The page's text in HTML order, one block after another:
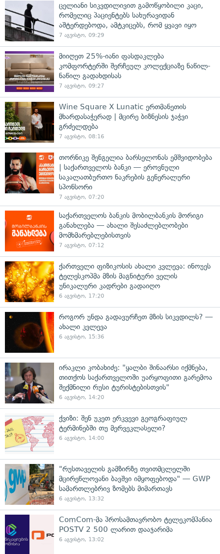
ცელიანი სიკვდილივით გამოწყობილი კაცი,
რომელიც პაციენტებს სახურავიდან
აშტერდებოდა, ამტკიცებს, რომ ყვავი იყო
7 აგვისტო, 09:29
მიიღეთ 25%-იანი ფასდაკლება
კომფორტერში შერჩეულ კოლექციაზე ნაწილ-
ნაწილ გადახდისას
7 აგვისტო, 09:27
Wine Square X Lunatic ერთმანეთის
მხარდასაჭერად | მცირე ბიზნესის ჯაჭვი
გრძელდება
7 აგვისტო, 08:16
თორნიკე შენგელია ბარსელონას ემშვიდობება
| საქართველოს ბანკი — ეროვნული
საკალათბურთო ნაკრების გენერალური
სპონსორი
7 აგვისტო, 07:20
საქართველოს ბანკის მობილბანკის მორიგი
განახლება — ახალი შესაძლებლობები
მომხმარებლებისთვის
7 აგვისტო, 07:12
ქართველი ფიზიკოსის ახალი კვლევა: ინოუეს
ტელესკოპმა მზის მაგნიტური ველის
უნიკალური კადრები გადაიღო
6 აგვისტო, 17:20
როგორ უნდა გადავურჩეთ მზის სიკვდილს? —
ახალი კვლევა
6 აგვისტო, 15:36
ირაკლი კობახიძე: "ყალბი შინაარსი იქმნება,
თითქოს საქართველოში უარყოფითი გარემოა
შექმნილი რუსი ტურისტებისთვის"
6 აგვისტო, 14:20
ქვიზი: შენ უკეთ ერკვევი გეოგრაფიულ
ტერმინებში თუ მერვეკლასელი?
6 აგვისტო, 14:00
"რუსთაველის გამზირზე თვითმცლელში
მცირეწლოვანი ბავშვი იმყოფებოდა" — GWP
სამართლებრივ ზომებს მიმართავს
6 აგვისტო, 13:32
ComCom-მა პროსამთავრობო ტელეკომპანია
POSTV 2 500 ლარით დააჯარიმა
6 აგვისტო, 13:02